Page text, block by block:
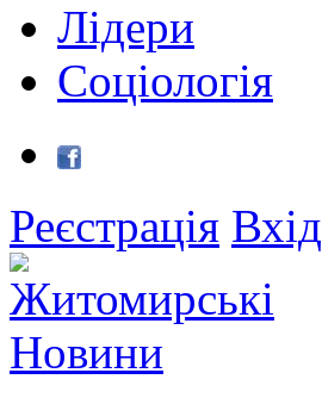
Лідери
Соціологія
Реєстрація Вхід